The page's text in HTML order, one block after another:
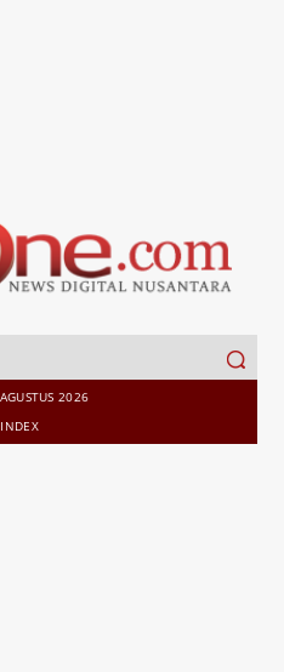
Search
for:
2026
INDEX